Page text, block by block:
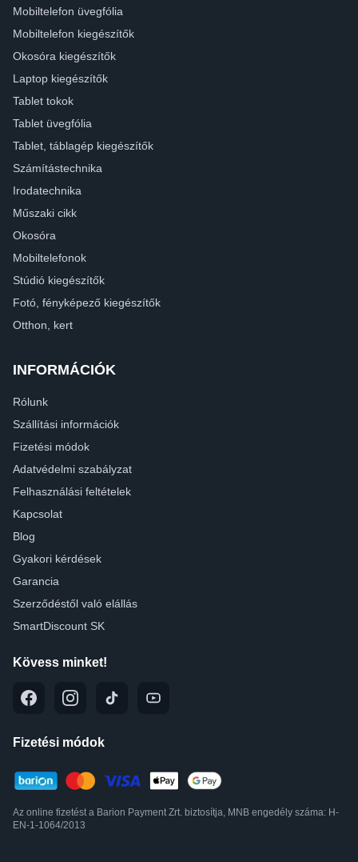
Mobiltelefon üvegfólia
Mobiltelefon kiegészítők
Okosóra kiegészítők
Laptop kiegészítők
Tablet tokok
Tablet üvegfólia
Tablet, táblagép kiegészítők
Számítástechnika
Irodatechnika
Műszaki cikk
Okosóra
Mobiltelefonok
Stúdió kiegészítők
Fotó, fényképező kiegészítők
Otthon, kert
INFORMÁCIÓK
Rólunk
Szállítási információk
Fizetési módok
Adatvédelmi szabályzat
Felhasználási feltételek
Kapcsolat
Blog
Gyakori kérdések
Garancia
Szerződéstől való elállás
SmartDiscount SK
Kövess minket!
Fizetési módok
Az online fizetést a Barion Payment Zrt. biztosítja, MNB engedély száma: H-
EN-1-1064/2013